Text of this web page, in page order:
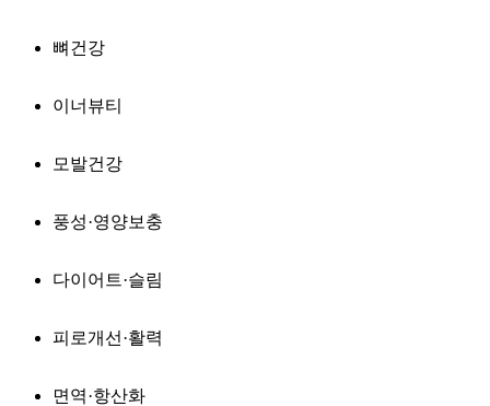
뼈건강
이너뷰티
모발건강
풍성·영양보충
다이어트·슬림
피로개선·활력
면역·항산화